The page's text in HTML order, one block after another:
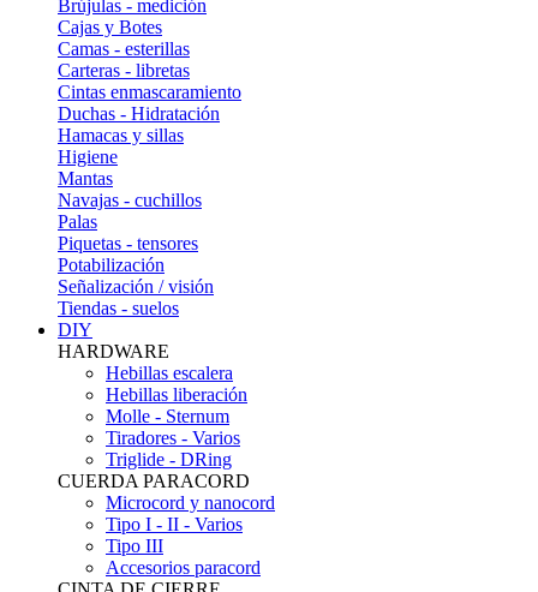
Brújulas - medición
Cajas y Botes
Camas - esterillas
Carteras - libretas
Cintas enmascaramiento
Duchas - Hidratación
Hamacas y sillas
Higiene
Mantas
Navajas - cuchillos
Palas
Piquetas - tensores
Potabilización
Señalización / visión
Tiendas - suelos
DIY
HARDWARE
Hebillas escalera
Hebillas liberación
Molle - Sternum
Tiradores - Varios
Triglide - DRing
CUERDA PARACORD
Microcord y nanocord
Tipo I - II - Varios
Tipo III
Accesorios paracord